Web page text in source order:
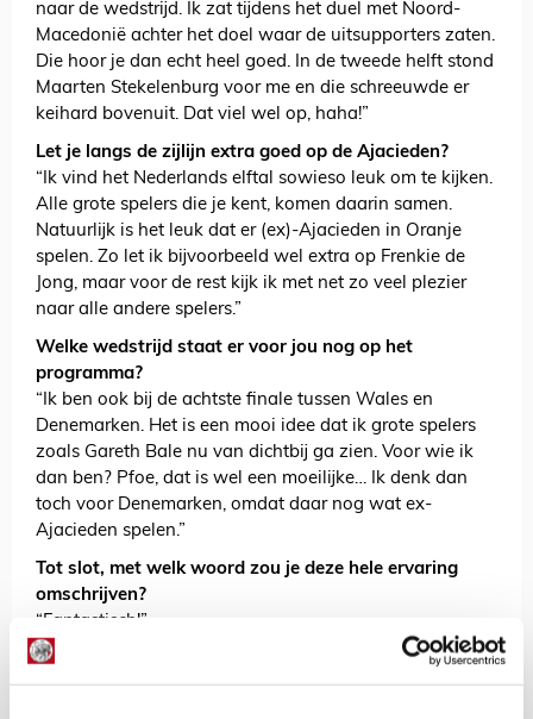
naar de wedstrijd. Ik zat tijdens het duel met Noord-
Macedonië achter het doel waar de uitsupporters zaten.
Die hoor je dan echt heel goed. In de tweede helft stond
Maarten Stekelenburg voor me en die schreeuwde er
keihard bovenuit. Dat viel wel op, haha!”
Let je langs de zijlijn extra goed op de Ajacieden?
“Ik vind het Nederlands elftal sowieso leuk om te kijken.
Alle grote spelers die je kent, komen daarin samen.
Natuurlijk is het leuk dat er (ex)-Ajacieden in Oranje
spelen. Zo let ik bijvoorbeeld wel extra op Frenkie de
Jong, maar voor de rest kijk ik met net zo veel plezier
naar alle andere spelers.”
Welke wedstrijd staat er voor jou nog op het
programma?
“Ik ben ook bij de achtste finale tussen Wales en
Denemarken. Het is een mooi idee dat ik grote spelers
zoals Gareth Bale nu van dichtbij ga zien. Voor wie ik
dan ben? Pfoe, dat is wel een moeilijke… Ik denk dan
toch voor Denemarken, omdat daar nog wat ex-
Ajacieden spelen.”
Tot slot, met welk woord zou je deze hele ervaring
omschrijven?
“Fantastisch!”